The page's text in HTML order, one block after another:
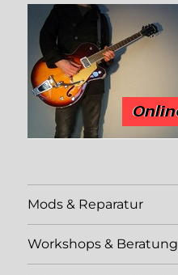
Mods & Reparatur
Workshops & Beratung